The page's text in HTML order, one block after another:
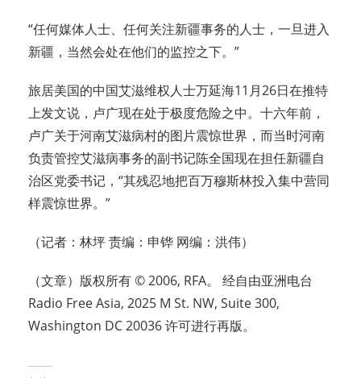
“任何媒体人士、任何关注新疆事务的人士，一旦进入
新疆，当然会处在他们的监控之下。”
旅居美国的中国艾滋维权人士万延海11月26日在推特
上发文说，卢广现在处于极度危险之中。十六年前，
卢广关于河南艾滋病村的图片震惊世界，而当时河南
负责管控艾滋病事务的副书记陈全国现在担任新疆自
治区党委书记，“其残忍地把百万穆斯林投入集中营同
样震惊世界。”
（记者：林坪 责编：申铧 网编：洪伟）
（文章）版权所有 © 2006, RFA。 经自由亚洲电台
Radio Free Asia, 2025 M St. NW, Suite 300,
Washington DC 20036 许可进行再版。